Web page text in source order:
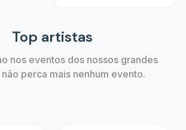
Top artistas
nos eventos dos nossos grandes
perca mais nenhum evento.